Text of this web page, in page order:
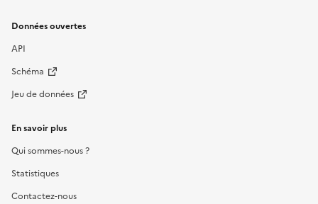
Données ouvertes
API
Schéma
Jeu de données
En savoir plus
Qui sommes-nous ?
Statistiques
Contactez-nous